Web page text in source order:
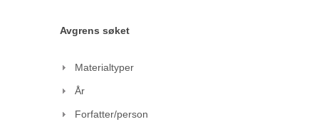
Avgrens søket
Materialtyper
År
Forfatter/person